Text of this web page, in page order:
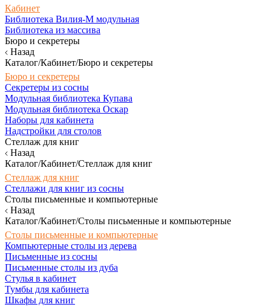
Кабинет
Библиотека Вилия-М модульная
Библиотека из массива
Бюро и секретеры
Назад
Каталог/Кабинет/Бюро и секретеры
Бюро и секретеры
Секретеры из сосны
Модульная библиотека Купава
Модульная библиотека Оскар
Наборы для кабинета
Надстройки для столов
Стеллаж для книг
Назад
Каталог/Кабинет/Стеллаж для книг
Стеллаж для книг
Стеллажи для книг из сосны
Столы письменные и компьютерные
Назад
Каталог/Кабинет/Столы письменные и компьютерные
Столы письменные и компьютерные
Компьютерные столы из дерева
Письменные из сосны
Письменные столы из дуба
Стулья в кабинет
Тумбы для кабинета
Шкафы для книг